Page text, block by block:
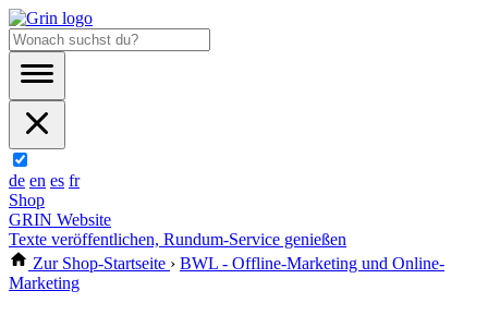
de en es fr
Shop
GRIN Website
Texte veröffentlichen, Rundum-Service genießen
Zur Shop-Startseite › BWL - Offline-Marketing und Online-
Marketing